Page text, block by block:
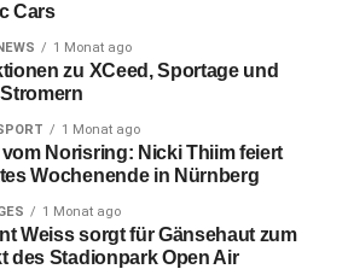
Cars
1 Monat ago
zu XCeed, Sportage und
1 Monat ago
Norisring: Nicki Thiim feiert
Wochenende in Nürnberg
1 Monat ago
Weiss sorgt für Gänsehaut zum
des Stadionpark Open Air